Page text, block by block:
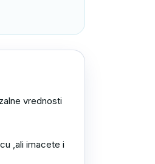
vrednosti
,ali imacete i